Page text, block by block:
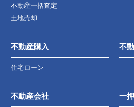
不動産一括査定
土地売却
不動産購入
住宅ローン
不
不動産会社 一